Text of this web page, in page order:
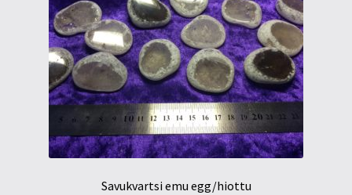
Savukvartsi emu egg/hiottu